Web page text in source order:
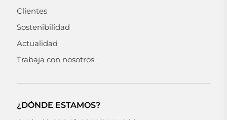
Clientes
Sostenibilidad
Actualidad
Trabaja con nosotros
¿DÓNDE ESTAMOS?